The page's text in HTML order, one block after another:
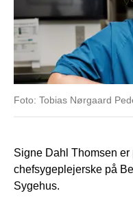
Foto: Tobias Nørgaard
Signe Dahl Thomsen
chefsygeplejerske på
Sygehus.